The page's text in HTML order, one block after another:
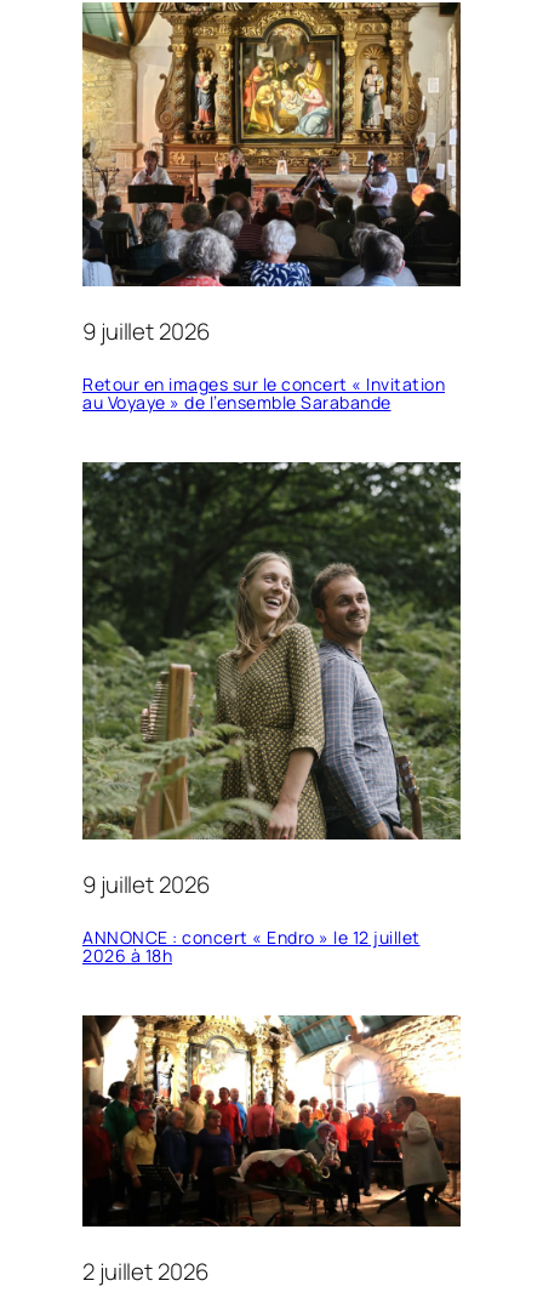
9 juillet 2026
Retour en images sur le concert « Invitation
au Voyaye » de l’ensemble Sarabande
9 juillet 2026
ANNONCE : concert « Endro » le 12 juillet
2026 à 18h
2 juillet 2026